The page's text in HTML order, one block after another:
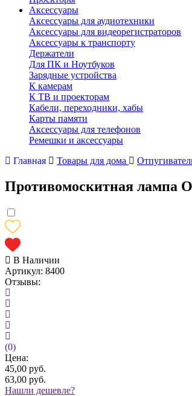
Аксессуары
Аксессуары для аудиотехники
Аксессуары для видеорегистраторов
Аксессуары к транспорту
Держатели
Для ПК и Ноутбуков
Зарядные устройства
К камерам
К ТВ и проекторам
Кабели, переходники, хабы
Карты памяти
Аксессуары для телефонов
Ремешки и аксессуары
Главная
Товары для дома
Противомоскитная лампа
В Наличии
Артикул: 8400
Отзывы:
(0)
Цена:
45,00 руб.
63,00 руб.
Нашли дешевле?